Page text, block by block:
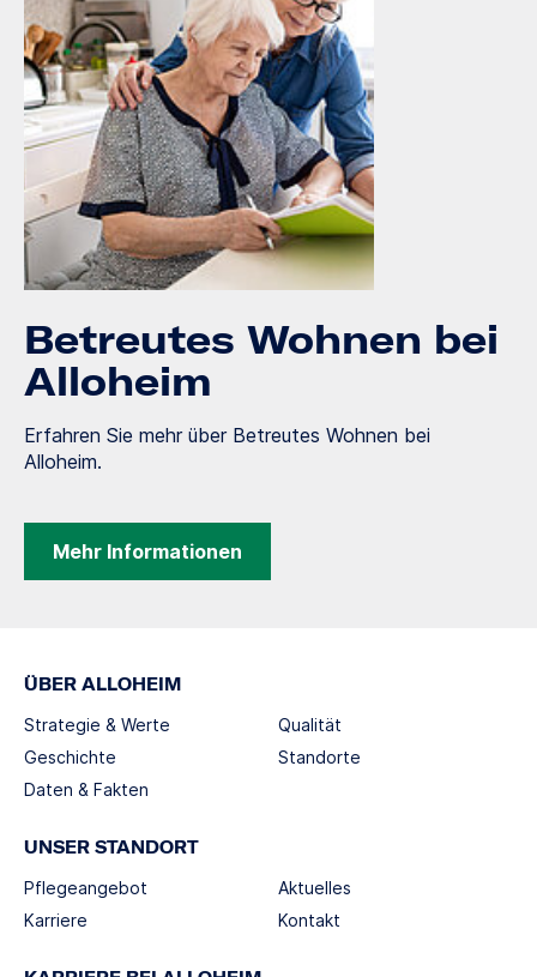
Betreutes Wohnen bei
Alloheim
Erfahren Sie mehr über Betreutes Wohnen bei
Alloheim.
Mehr Informationen
ÜBER ALLOHEIM
Strategie & Werte
Geschichte
Daten & Fakten
Qualität
Standorte
UNSER STANDORT
Pflegeangebot
Karriere
Aktuelles
Kontakt